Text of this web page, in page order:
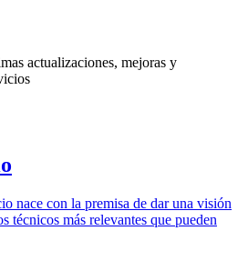
actualizaciones, mejoras y
nace con la premisa de dar una visión
técnicos más relevantes que pueden